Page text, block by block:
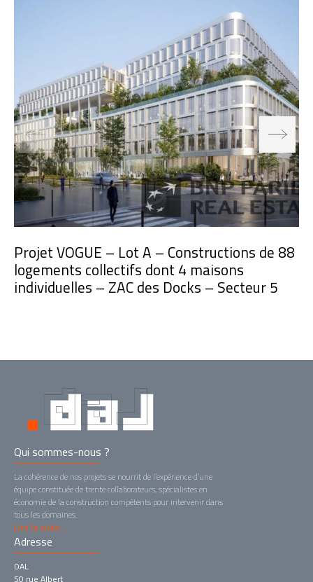
Projet VOGUE – Lot A – Constructions de 88
logements collectifs dont 4 maisons
individuelles – ZAC des Docks – Secteur 5
Qui sommes-nous ?
La cohérence de nos projets se nourrit de l’expérience d’une
équipe constituée de trente collaborateurs, spécialistes en
économie de la construction compétents pour intervenir dans
tous les domaines.
Lire la suite...
Adresse
DAL
50 rue Albert